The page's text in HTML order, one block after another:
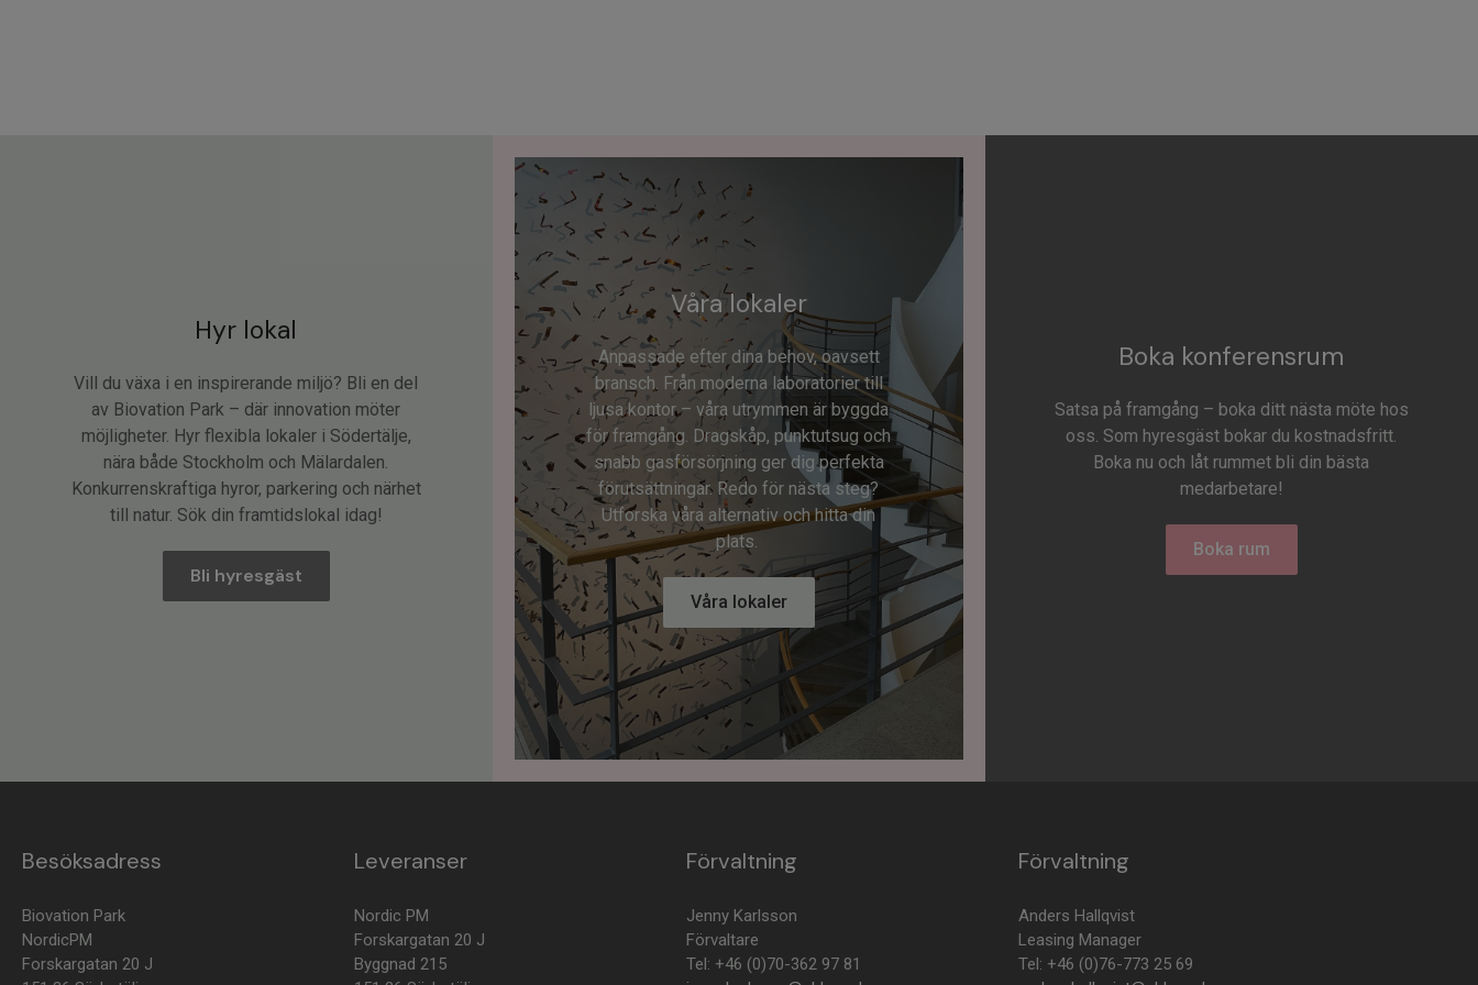
Hyr lokal
Vill du växa i en inspirerande miljö? Bli en del
av Biovation Park – där innovation möter
möjligheter. Hyr flexibla lokaler i Södertälje,
nära både Stockholm och Mälardalen.
Konkurrenskraftiga hyror, parkering och närhet
till natur. Sök din framtidslokal idag!
Bli hyresgäst
Våra lokaler
Anpassade efter dina behov, oavsett
bransch. Från moderna laboratorier till
ljusa kontor – våra utrymmen är byggda
för framgång. Dragskåp, punktutsug och
snabb gasförsörjning ger dig perfekta
förutsättningar. Redo för nästa steg?
Utforska våra alternativ och hitta din
plats.
Våra lokaler
Boka konferensrum
Satsa på framgång – boka ditt nästa möte hos
oss. Som hyresgäst bokar du kostnadsfritt.
Boka nu och låt rummet bli din bästa
medarbetare!
Boka rum
Besöksadress
Biovation Park
NordicPM
Forskargatan 20 J
Leveranser
Nordic PM
Forskargatan 20 J
Byggnad 215
Förvaltning
Jenny Karlsson
Förvaltare
Tel: +46 (0)70-362 97 81
Förvaltning
Anders Hallqvist
Leasing Manager
Tel: +46 (0)76-773 25 69